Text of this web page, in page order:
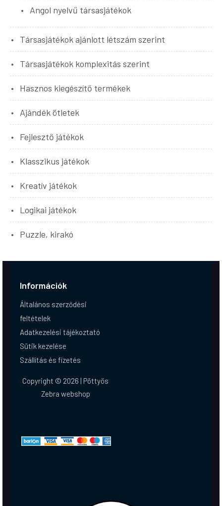
Angol nyelvű társasjátékok
Társasjátékok ajánlott létszám szerint
Társasjátékok komplexitás szerint
Hasznos kiegészítő termékek
Ajándék ötletek
Fejlesztő játékok
Klasszikus játékok
Kreatív játékok
Logikai játékok
Puzzle, kirakó
Információk
Általános szerződési
feltételek
Adatkezelési tájékoztató
Sütik kezelése
Szállítás és fizetés
Copyright © 2026 | Pöttyös
Zebra webshop